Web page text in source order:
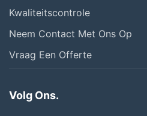
Kwaliteitscontrole
Neem Contact Met Ons Op
Vraag Een Offerte
Volg Ons.